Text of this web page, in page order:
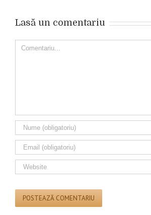
Lasă un comentariu
Comment